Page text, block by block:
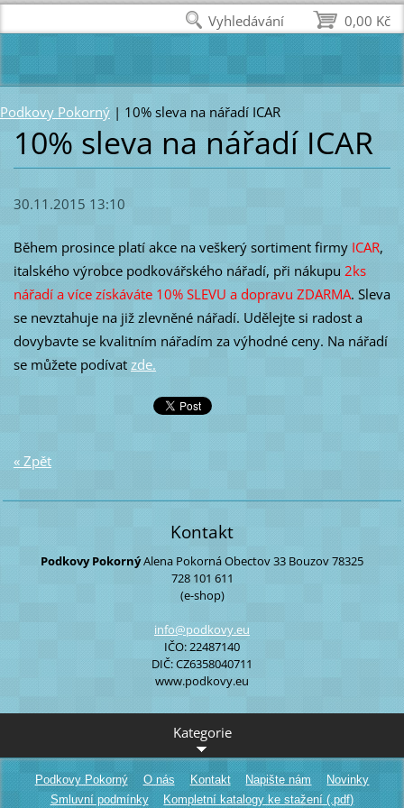
Podkovy Pokorný | 10% sleva na nářadí ICAR
10% sleva na nářadí ICAR
30.11.2015 13:10
Během prosince platí akce na veškerý sortiment firmy ICAR,
italského výrobce podkovářského nářadí, při nákupu 2ks
nářadí a více získáváte 10% SLEVU a dopravu ZDARMA. Sleva
se nevztahuje na již zlevněné nářadí. Udělejte si radost a
dovybavte se kvalitním nářadím za výhodné ceny. Na nářadí
se můžete podívat zde.
« Zpět
Kontakt
Podkovy PokornýAlena PokornáObectov 33 Bouzov78325
728 101 611
(e-shop)
info@podkovy.eu
IČO: 22487140
DIČ: CZ6358040711
www.podkovy.eu
Kategorie
Podkovy Pokorný O nás Kontakt Napište nám
Novinky
Smluvní podmínky
Kompletní katalogy ke stažení (.pdf)
0,00 Kč
Vyhledávání